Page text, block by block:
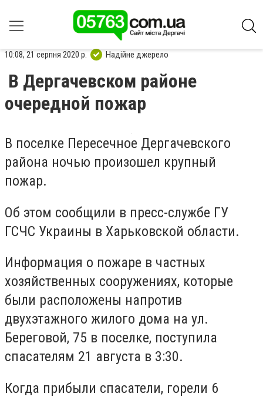
10:08, 21 серпня 2020 р. Надійне джерело
В Дергачевском районе
очередной пожар
В поселке Пересечное Дергачевского
района ночью произошел крупный
пожар.
Об этом сообщили в пресс-службе ГУ
ГСЧС Украины в Харьковской области.
Информация о пожаре в частных
хозяйственных сооружениях, которые
были расположены напротив
двухэтажного жилого дома на ул.
Береговой, 75 в поселке, поступила
спасателям 21 августа в 3:30.
Когда прибыли спасатели, горели 6